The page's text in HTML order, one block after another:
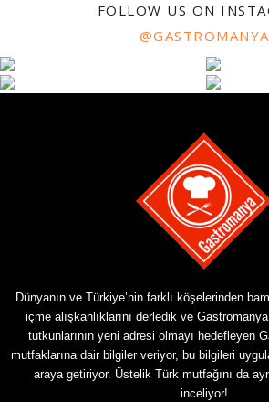
FOLLOW US ON
@GASTROMANYA
Dünyanın ve Türkiye’nin farklı köşelerinden
içme alışkanlıklarını derledik ve
tutkunlarının yeni adresi olmayı hedefleyen
mutfaklarına dair bilgiler veriyor, bu bilgileri
araya getiriyor. Üstelik Türk mutfağını da
inceliyor!